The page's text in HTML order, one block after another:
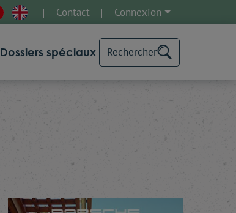
Contact Connexion
Dossiers spéciaux Rechercher